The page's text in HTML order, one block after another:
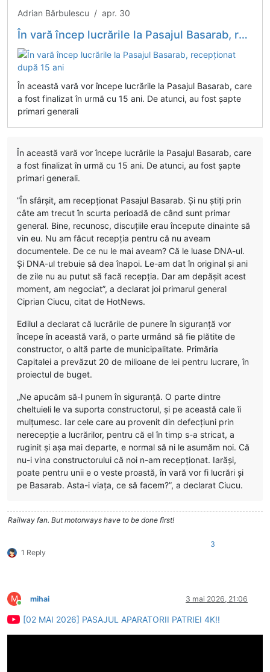
Adrian Bărbulescu / apr. 30
În vară încep lucrările la Pasajul Basarab, recepționat după 15 ani
În această vară vor începe lucrările la Pasajul Basarab, care
a fost finalizat în urmă cu 15 ani. De atunci, au fost șapte
primari generali
În această vară vor începe lucrările la Pasajul Basarab, care
a fost finalizat în urmă cu 15 ani. De atunci, au fost șapte
primari generali.
”În sfârșit, am recepționat Pasajul Basarab. Și nu știți prin
câte am trecut în scurta perioadă de când sunt primar
general. Bine, recunosc, discuțiile erau începute dinainte să
vin eu. Nu am făcut recepția pentru că nu aveam
documentele. De ce nu le mai aveam? Că le luase DNA-ul.
Și DNA-ul trebuie să dea înapoi. Le-am dat în original și ani
de zile nu au putut să facă recepția. Dar am depășit acest
moment, am negociat”, a declarat joi primarul general
Ciprian Ciucu, citat de HotNews.
Edilul a declarat că lucrările de punere în siguranță vor
începe în această vară, o parte urmând să fie plătite de
constructor, o altă parte de municipalitate. Primăria
Capitalei a prevăzut 20 de milioane de lei pentru lucrare, în
proiectul de buget.
„Ne apucăm să-l punem în siguranță. O parte dintre
cheltuieli le va suporta constructorul, și pe această cale îi
mulțumesc. Iar cele care au provenit din defecțiuni prin
nerecepție a lucrărilor, pentru că el în timp s-a stricat, a
ruginit și așa mai departe, e normal să ni le asumăm noi. Că
nu-i vina constructorului că noi n-am recepționat. Iarăși,
poate pentru unii e o veste proastă, în vară vor fi lucrări și
pe Basarab. Asta-i viața, ce să facem?”, a declarat Ciucu.
Railway fan. But motorways have to be done first!
1 Reply
3
M
Conectat
mihai 3 mai 2026, 21:06
[02 MAI 2026] PASAJUL APARATORII PATRIEI 4K!!